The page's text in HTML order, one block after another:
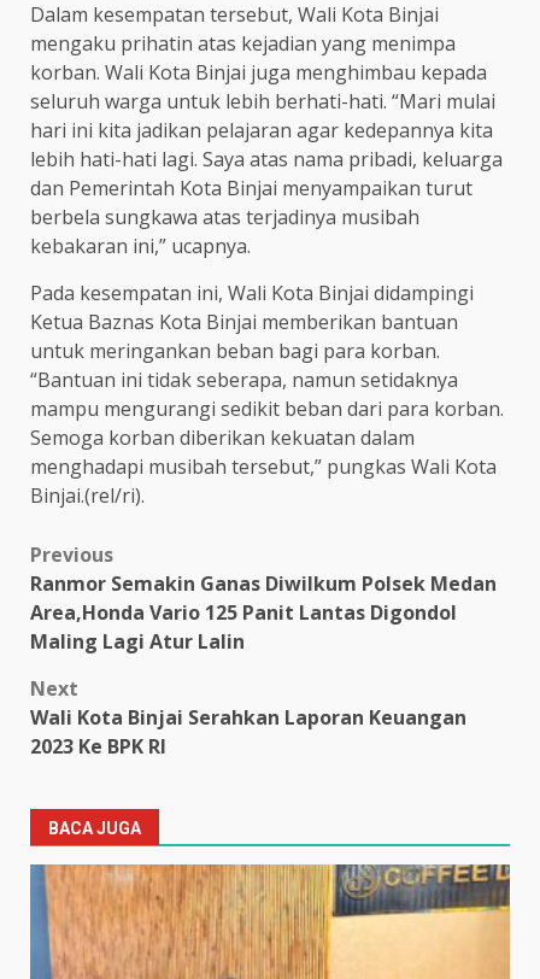
Dalam kesempatan tersebut, Wali Kota Binjai
mengaku prihatin atas kejadian yang menimpa
korban. Wali Kota Binjai juga menghimbau kepada
seluruh warga untuk lebih berhati-hati. “Mari mulai
hari ini kita jadikan pelajaran agar kedepannya kita
lebih hati-hati lagi. Saya atas nama pribadi, keluarga
dan Pemerintah Kota Binjai menyampaikan turut
berbela sungkawa atas terjadinya musibah
kebakaran ini,” ucapnya.
Pada kesempatan ini, Wali Kota Binjai didampingi
Ketua Baznas Kota Binjai memberikan bantuan
untuk meringankan beban bagi para korban.
“Bantuan ini tidak seberapa, namun setidaknya
mampu mengurangi sedikit beban dari para korban.
Semoga korban diberikan kekuatan dalam
menghadapi musibah tersebut,” pungkas Wali Kota
Binjai.(rel/ri).
Post
navigation
Previous
Ranmor Semakin Ganas Diwilkum Polsek Medan
Area,Honda Vario 125 Panit Lantas Digondol
Maling Lagi Atur Lalin
Next
Wali Kota Binjai Serahkan Laporan Keuangan
2023 Ke BPK RI
BACA JUGA